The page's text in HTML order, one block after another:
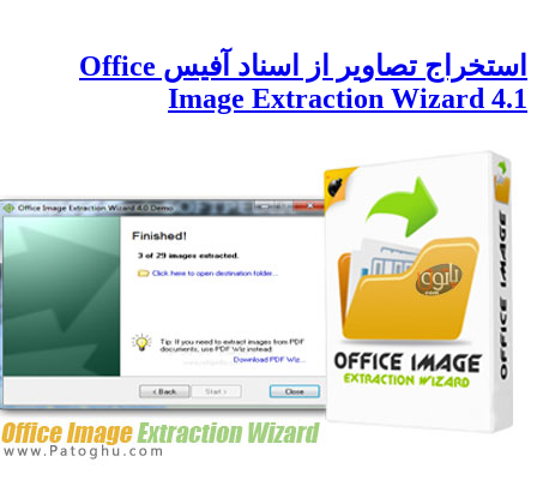
استخراج تصاویر از اسناد آفیس Office
Image Extraction Wizard